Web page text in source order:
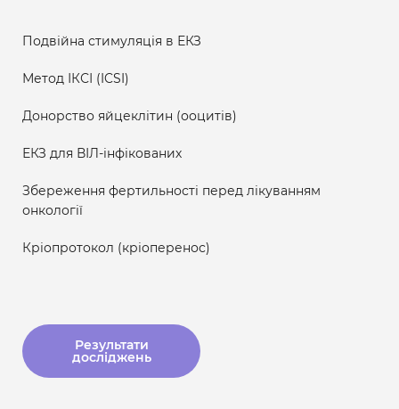
Подвійна стимуляція в ЕКЗ
Метод ІКСІ (ICSI)
Донорство яйцеклітин (ооцитів)
ЕКЗ для ВІЛ-інфікованих
Збереження фертильності перед лікуванням
онкології
Кріопротокол (кріоперенос)
Результати
досліджень